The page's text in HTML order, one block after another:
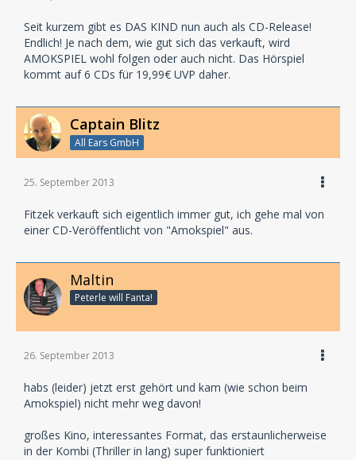
Seit kurzem gibt es DAS KIND nun auch als CD-Release!
Endlich! Je nach dem, wie gut sich das verkauft, wird
AMOKSPIEL wohl folgen oder auch nicht. Das Hörspiel
kommt auf 6 CDs für 19,99€ UVP daher.
Captain Blitz
All Ears GmbH
25. September 2013
Fitzek verkauft sich eigentlich immer gut, ich gehe mal von
einer CD-Veröffentlicht von "Amokspiel" aus.
Maltin
Peterle will Fanta!
26. September 2013
habs (leider) jetzt erst gehört und kam (wie schon beim
Amokspiel) nicht mehr weg davon!
großes Kino, interessantes Format, das erstaunlicherweise
in der Kombi (Thriller in lang) super funktioniert